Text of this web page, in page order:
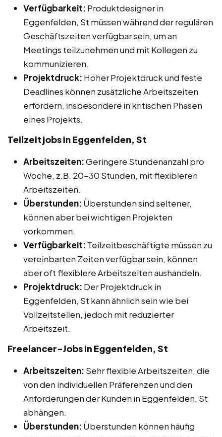
Verfügbarkeit: Produktdesigner in
Eggenfelden, St müssen während der regulären
Geschäftszeiten verfügbar sein, um an
Meetings teilzunehmen und mit Kollegen zu
kommunizieren.
Projektdruck: Hoher Projektdruck und feste
Deadlines können zusätzliche Arbeitszeiten
erfordern, insbesondere in kritischen Phasen
eines Projekts.
Teilzeitjobs in Eggenfelden, St
Arbeitszeiten:Geringere Stundenanzahl pro
Woche, z.B. 20-30 Stunden, mit flexibleren
Arbeitszeiten.
Überstunden: Überstunden sind seltener,
können aber bei wichtigen Projekten
vorkommen.
Verfügbarkeit: Teilzeitbeschäftigte müssen zu
vereinbarten Zeiten verfügbar sein, können
aber oft flexiblere Arbeitszeiten aushandeln.
Projektdruck: Der Projektdruck in
Eggenfelden, St kann ähnlich sein wie bei
Vollzeitstellen, jedoch mit reduzierter
Arbeitszeit.
Freelancer-Jobs in Eggenfelden, St
Arbeitszeiten: Sehr flexible Arbeitszeiten, die
von den individuellen Präferenzen und den
Anforderungen der Kunden in Eggenfelden, St
abhängen.
Überstunden: Überstunden können häufig